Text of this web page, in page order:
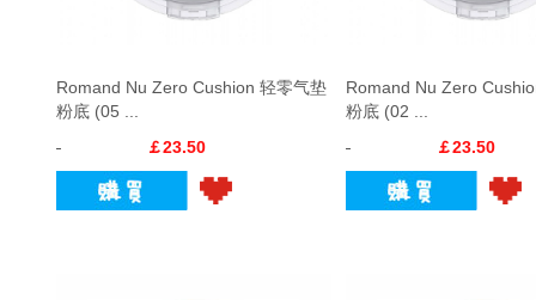
Romand Nu Zero Cushion 轻零气垫
粉底 (05 ...
￡23.50
Romand Nu Zero
粉底 (02 ...
￡23.50